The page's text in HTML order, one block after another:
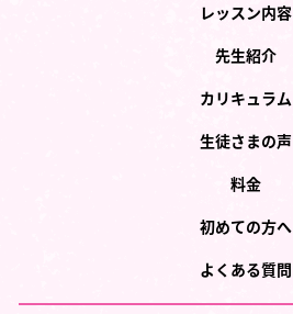
レッスン内容
先生紹介
カリキュラム
生徒さまの声
料金
初めての方へ
よくある質問